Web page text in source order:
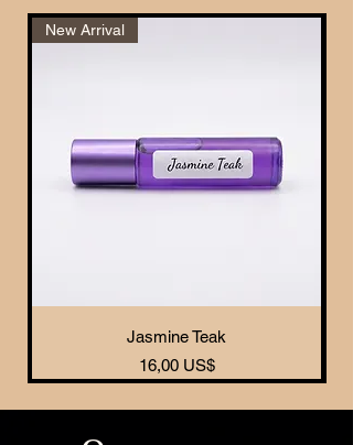
New Arrival
Jasmine Teak
Preço
16,00 US$